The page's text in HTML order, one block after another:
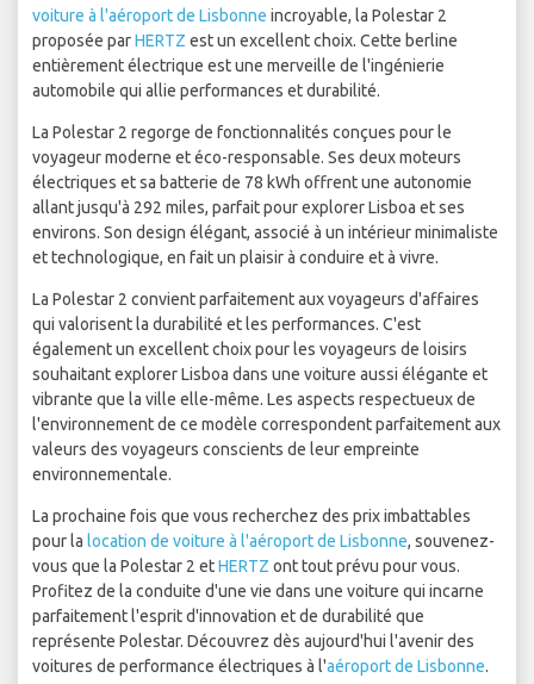
voiture à l'aéroport de Lisbonne incroyable, la Polestar 2
proposée parHERTZ est un excellent choix. Cette berline
entièrement électrique est une merveille de l'ingénierie
automobile qui allie performances et durabilité.
La Polestar 2 regorge de fonctionnalités conçues pour le
voyageur moderne et éco-responsable. Ses deux moteurs
électriques et sa batterie de 78 kWh offrent une autonomie
allant jusqu'à 292 miles, parfait pour explorer Lisboa et ses
environs. Son design élégant, associé à un intérieur minimaliste
et technologique, en fait un plaisir à conduire et à vivre.
La Polestar 2 convient parfaitement aux voyageurs d'affaires
qui valorisent la durabilité et les performances. C'est
également un excellent choix pour les voyageurs de loisirs
souhaitant explorer Lisboa dans une voiture aussi élégante et
vibrante que la ville elle-même. Les aspects respectueux de
l'environnement de ce modèle correspondent parfaitement aux
valeurs des voyageurs conscients de leur empreinte
environnementale.
La prochaine fois que vous recherchez des prix imbattables
pour la location de voiture à l'aéroport de Lisbonne, souvenez-
vous que la Polestar 2 etHERTZ ont tout prévu pour vous.
Profitez de la conduite d'une vie dans une voiture qui incarne
parfaitement l'esprit d'innovation et de durabilité que
représente Polestar. Découvrez dès aujourd'hui l'avenir des
voitures de performance électriques à l'aéroport de Lisbonne.